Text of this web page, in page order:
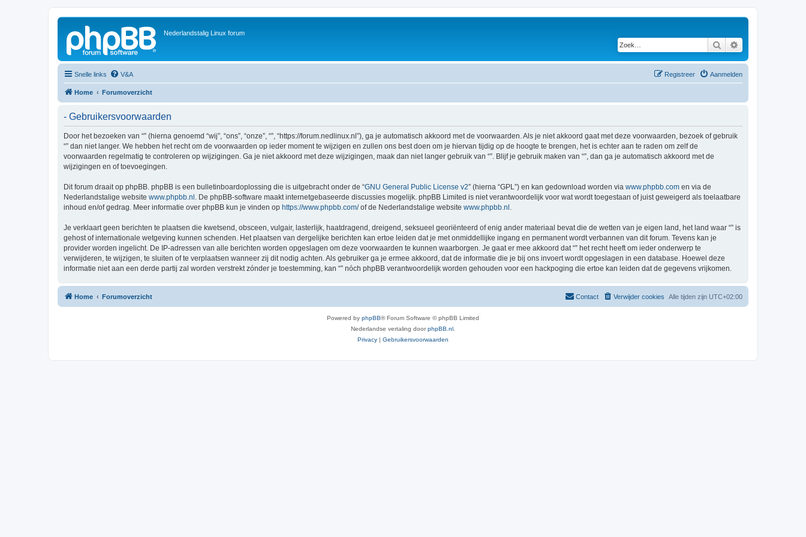
Nederlandstalig Linux forum
Zoek
Snelle links V&A Aanmelden
Registreer
Home Forumoverzicht
- Gebruikersvoorwaarden
Door het bezoeken van “” (hierna genoemd “wij”, “ons”, “onze”, “”, “https://forum.nedlinux.nl”), ga je automatisch akkoord met de voorwaarden. Als je niet akkoord gaat met deze voorwaarden, bezoek of gebruik
“” dan niet langer. We hebben het recht om de voorwaarden op ieder moment te wijzigen en zullen ons best doen om je hiervan tijdig op de hoogte te brengen, het is echter aan te raden om zelf de
voorwaarden regelmatig te controleren op wijzigingen. Ga je niet akkoord met deze wijzigingen, maak dan niet langer gebruik van “”. Blijf je gebruik maken van “”, dan ga je automatisch akkoord met de
wijzigingen en of toevoegingen.
Dit forum draait op phpBB. phpBB is een bulletinboardoplossing die is uitgebracht onder de “GNU General Public License v2” (hierna “GPL”) en kan gedownload worden via www.phpbb.com en via de
Nederlandstalige website www.phpbb.nl . De phpBB-software maakt internetgebaseerde discussies mogelijk. phpBB Limited is niet verantwoordelijk voor wat wordt toegestaan of juist geweigerd als toelaatbare
inhoud en/of gedrag. Meer informatie over phpBB kun je vinden op https://www.phpbb.com/of de Nederlandstalige website www.phpbb.nl .
Je verklaart geen berichten te plaatsen die kwetsend, obsceen, vulgair, lasterlijk, haatdragend, dreigend, seksueel georiënteerd of enig ander materiaal bevat die de wetten van je eigen land, het land waar “” is
gehost of internationale wetgeving kunnen schenden. Het plaatsen van dergelijke berichten kan ertoe leiden dat je met onmiddellijke ingang en permanent wordt verbannen van dit forum. Tevens kan je
provider worden ingelicht. De IP-adressen van alle berichten worden opgeslagen om deze voorwaarden te kunnen waarborgen. Je gaat er mee akkoord dat “” het recht heeft om ieder onderwerp te
verwijderen, te wijzigen, te sluiten of te verplaatsen wanneer zij dit nodig achten. Als gebruiker ga je ermee akkoord, dat de informatie die je bij ons invoert wordt opgeslagen in een database. Hoewel deze
informatie niet aan een derde partij zal worden verstrekt zónder je toestemming, kan “” nóch phpBB verantwoordelijk worden gehouden voor een hackpoging die ertoe kan leiden dat de gegevens vrijkomen.
Home Forumoverzicht Alle tijden zijn UTC+02:00
Verwijder cookies
Contact
Powered by phpBB® Forum Software © phpBB Limited
Nederlandse vertaling doorphpBB.nl
Privacy | Gebruikersvoorwaarden